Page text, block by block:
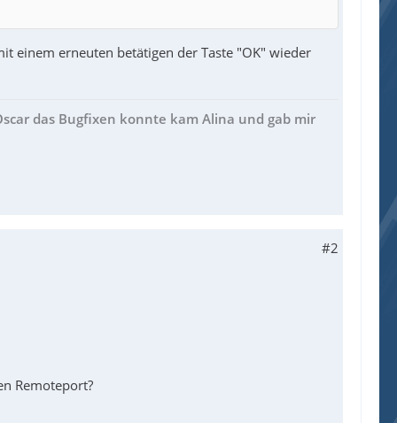
einem erneuten betätigen der Taste "OK" wieder
das Bugfixen konnte kam Alina und gab mir
#2
Remoteport?